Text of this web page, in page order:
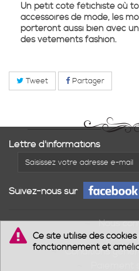
Un petit côté fétichiste où
accessoires de mode, les
porteront aussi bien avec
des vêtements fashion.
Tweet Partager
Lettre d'informations
Suivez-nous sur
Nous
Notre
Conditions
Ce site utilise des
fonctionnement et